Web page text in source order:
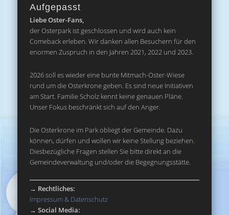
Aufgepasst
Liebe Oster-Fans,
der Osterpark ist geschlossen und wird auch kein
Comeback erleben. Wir danken allen Besuchern für den
enormen Zuspruch in den Jahren 2021, 2022 und 2023.
2026 soll es wieder eine bunte Mitmach-Oster-Wiese
rund um die Osterkrone geben. Es sind neue Initiativen
am Start. Familie Scholz kennt keine genauen Pläne.
Unser Fokus beschränkt sich auf den Anger.
Die Osterkrone im Park obliegt der Gemeinde. Dazu
können, dürfen und wollen wir keine Stellung beziehen.
Diesbezügliche Fragen stellen Sie bitte direkt an die
Gemeindeverwaltung und/oder die Begegnungsstätte.
→ Rechtliches:
Impressum & Datenschutz
→Social Media: